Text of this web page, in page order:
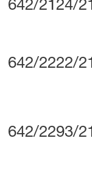
642/2124/21
642/2222/21
642/2293/21